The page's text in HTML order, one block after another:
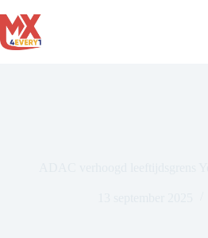
naar
de
inhoud